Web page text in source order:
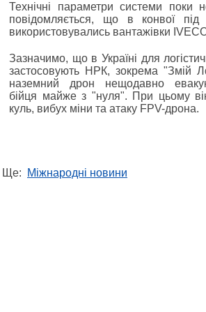
Технічні параметри системи поки
повідомляється, що в конвої під
використовувались вантажівки
Зазначимо, що в Україні для
застосовують НРК, зокрема "Змій
наземний дрон нещодавно
бійця майже з "нуля". При цьому
куль, вибух міни та атаку FPV-дрона.
Ще: Міжнародні новини